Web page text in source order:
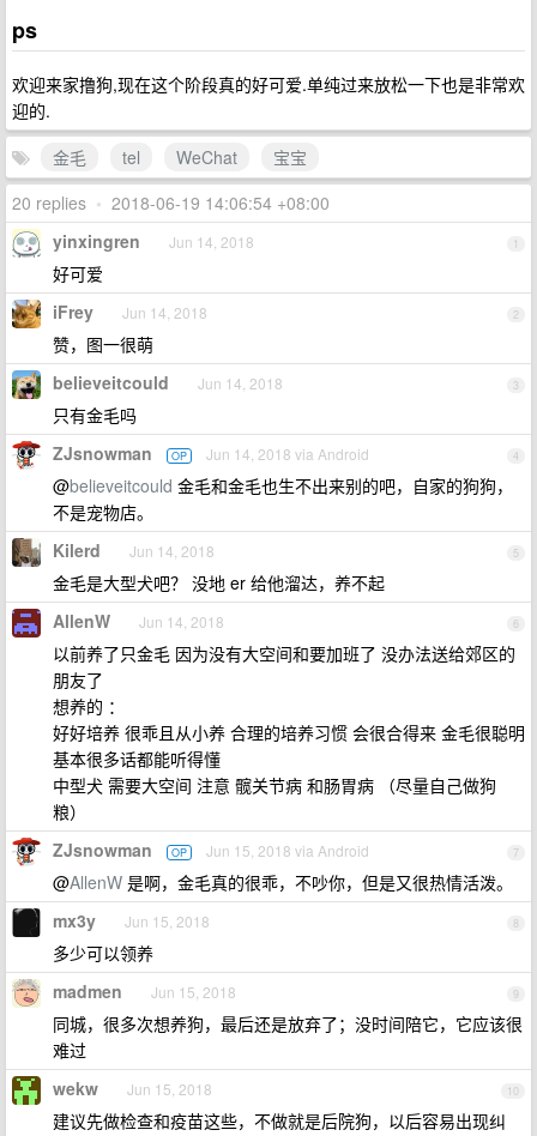
ps
欢迎来家撸狗,现在这个阶段真的好可爱.单纯过来放松一下也是非常欢
迎的.
金毛
tel WeChat
宝宝
20 replies • 2018-06-19 14:06:54 +08:00
1
yinxingren Jun 14, 2018
好可爱
2
iFrey Jun 14, 2018
赞，图一很萌
3
believeitcould Jun 14, 2018
只有金毛吗
4
ZJsnowman OP Jun 14, 2018 via Android
@believeitcould 金毛和金毛也生不出来别的吧，自家的狗狗，
不是宠物店。
5
Kilerd Jun 14, 2018
金毛是大型犬吧？ 没地 er 给他溜达，养不起
6
AllenW Jun 14, 2018
以前养了只金毛 因为没有大空间和要加班了 没办法送给郊区的
朋友了
想养的 ：
好好培养 很乖且从小养 合理的培养习惯 会很合得来 金毛很聪明
基本很多话都能听得懂
中型犬 需要大空间 注意 髋关节病 和肠胃病 （尽量自己做狗
粮）
7
ZJsnowman OP Jun 15, 2018 via Android
@AllenW 是啊，金毛真的很乖，不吵你，但是又很热情活泼。
8
mx3y Jun 15, 2018
多少可以领养
9
madmen Jun 15, 2018
同城，很多次想养狗，最后还是放弃了；没时间陪它，它应该很
难过
10
wekw Jun 15, 2018
建议先做检查和疫苗这些，不做就是后院狗，以后容易出现纠